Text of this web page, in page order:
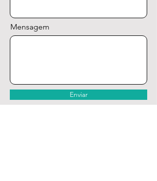
Mensagem
Enviar